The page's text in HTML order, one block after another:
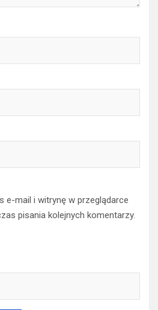
e-mail i witrynę w przeglądarce
pisania kolejnych komentarzy.